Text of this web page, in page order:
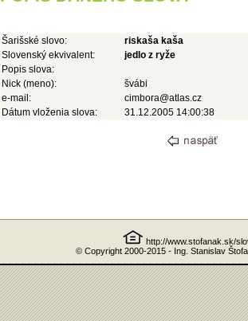
Šarišské slovo:
riskaša kaša
Slovenský ekvivalent:
jedlo z ryže
Popis slova:
Nick (meno):
švábi
e-mail:
cimbora@atlas.cz
Dátum vloženia slova:
31.12.2005 14:00:38
http://www.stofanak.sk/
© Copyright 2000-2015 - Ing. Stanislav